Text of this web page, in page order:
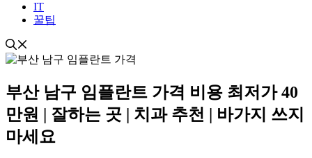
IT
꿀팁
부산 남구 임플란트 가격 비용 최저가 40
만원 | 잘하는 곳 | 치과 추천 | 바가지 쓰지
마세요